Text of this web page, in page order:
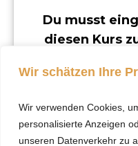
Wir schätzen Ihre
Wir verwenden Cookies,
personalisierte Anzeigen
unseren Datenverkehr zu
Du musst
diesen Kurs
Klicke